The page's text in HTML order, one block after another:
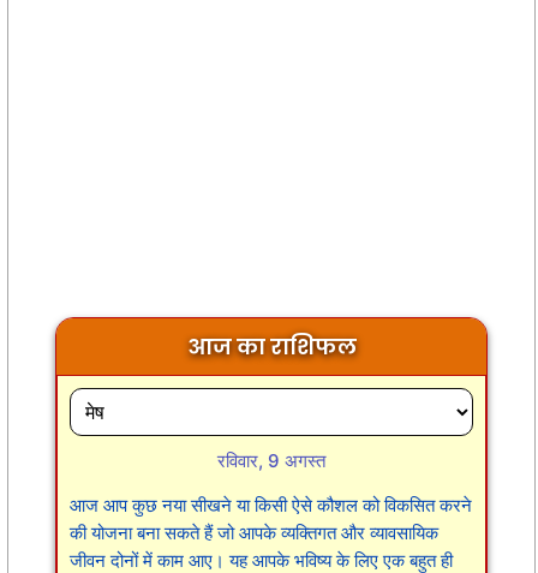
आज का राशिफल
रविवार, 9 अगस्त
आज आप कुछ नया सीखने या किसी ऐसे कौशल को विकसित करने
की योजना बना सकते हैं जो आपके व्यक्तिगत और व्यावसायिक
जीवन दोनों में काम आए। यह आपके भविष्य के लिए एक बहुत ही